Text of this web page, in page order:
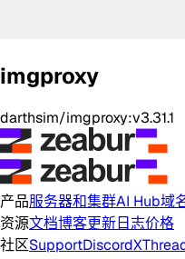
imgproxy
darthsim/imgproxy:v3.31.1
产品服务器和集群AI Hub域
资源文档博客更新日志价格
社区SupportDiscordX